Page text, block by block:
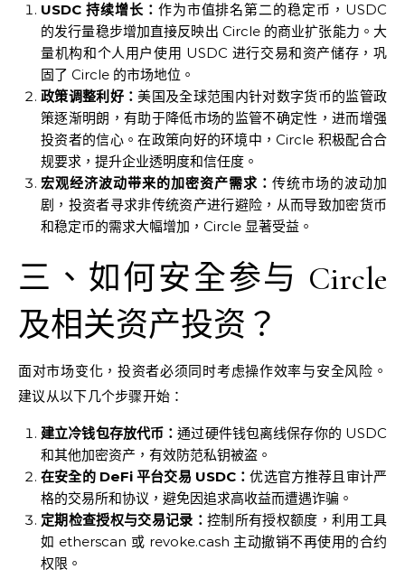
USDC 持续增长： 作为市值排名第二的稳定币，USDC
的发行量稳步增加直接反映出 Circle 的商业扩张能力。大
量机构和个人用户使用 USDC 进行交易和资产储存，巩
固了 Circle 的市场地位。
政策调整利好：美国及全球范围内针对数字货币的监管政
策逐渐明朗，有助于降低市场的监管不确定性，进而增强
投资者的信心。在政策向好的环境中，Circle 积极配合合
规要求，提升企业透明度和信任度。
宏观经济波动带来的加密资产需求： 传统市场的波动加
剧，投资者寻求非传统资产进行避险，从而导致加密货币
和稳定币的需求大幅增加，Circle 显著受益。
三、如何安全参与 Circle
及相关资产投资？
面对市场变化，投资者必须同时考虑操作效率与安全风险。
建议从以下几个步骤开始：
建立冷钱包存放代币：通过硬件钱包离线保存你的 USDC
和其他加密资产，有效防范私钥被盗。
在安全的 DeFi 平台交易 USDC：优选官方推荐且审计严
格的交易所和协议，避免因追求高收益而遭遇诈骗。
定期检查授权与交易记录： 控制所有授权额度，利用工具
如 etherscan 或 revoke.cash 主动撤销不再使用的合约
权限。